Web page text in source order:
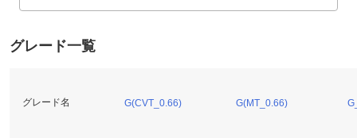
グレード一覧
グレード名 G(CVT_0.66) G(MT_0.66)